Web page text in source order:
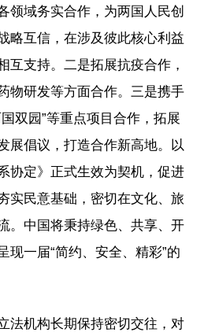
领域务实合作，为两国人民创
略互信，在涉及彼此核心利益
互支持。二是拓展抗疫合作，
物研发等方面合作。三是携手
双园”等重点项目合作，拓展
展倡议，打造合作新高地。以
协定》正式生效为契机，促进
实民意基础，密切在文化、旅
。中国将秉持绿色、共享、开
现一届“简约、安全、精彩”的
法机构长期保持密切交往，对